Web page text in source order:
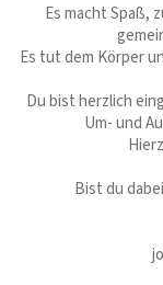
Es macht Spaß,
Es tut dem Körper
Du bist herzlich
Um- und
Bist du